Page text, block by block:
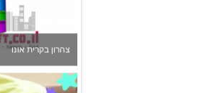
צהרון בקרית אונו